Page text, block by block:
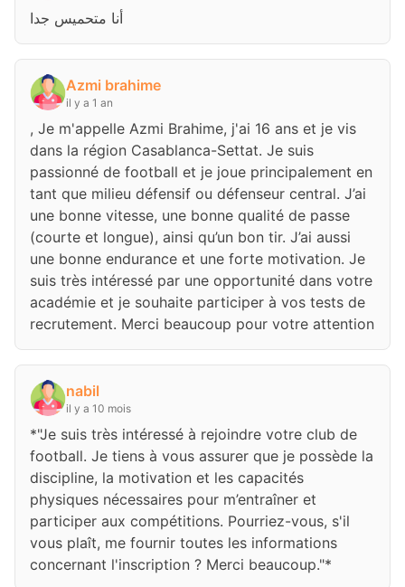
أنا متحميس جدا
Azmi brahime
il y a 1 an
, Je m'appelle Azmi Brahime, j'ai 16 ans et je vis
dans la région Casablanca-Settat. Je suis
passionné de football et je joue principalement en
tant que milieu défensif ou défenseur central. J’ai
une bonne vitesse, une bonne qualité de passe
(courte et longue), ainsi qu’un bon tir. J’ai aussi
une bonne endurance et une forte motivation. Je
suis très intéressé par une opportunité dans votre
académie et je souhaite participer à vos tests de
recrutement. Merci beaucoup pour votre attention
nabil
il y a 10 mois
*"Je suis très intéressé à rejoindre votre club de
football. Je tiens à vous assurer que je possède la
discipline, la motivation et les capacités
physiques nécessaires pour m’entraîner et
participer aux compétitions. Pourriez-vous, s'il
vous plaît, me fournir toutes les informations
concernant l'inscription ? Merci beaucoup."*